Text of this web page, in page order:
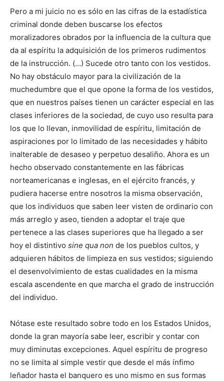
Pero a mi juicio no es sólo en las cifras de la estadística
criminal donde deben buscarse los efectos
moralizadores obrados por la influencia de la cultura que
da al espíritu la adquisición de los primeros rudimentos
de la instrucción. (…) Sucede otro tanto con los vestidos.
No hay obstáculo mayor para la civilización de la
muchedumbre que el que opone la forma de los vestidos,
que en nuestros países tienen un carácter especial en las
clases inferiores de la sociedad, de cuyo uso resulta para
los que lo llevan, inmovilidad de espíritu, limitación de
aspiraciones por lo limitado de las necesidades y hábito
inalterable de desaseo y perpetuo desaliño. Ahora es un
hecho observado constantemente en las fábricas
norteamericanas e inglesas, en el ejército francés, y
pudiera hacerse entre nosotros la misma observación,
que los individuos que saben leer visten de ordinario con
más arreglo y aseo, tienden a adoptar el traje que
pertenece a las clases superiores que ha llegado a ser
hoy el distintivo sine qua non de los pueblos cultos, y
adquieren hábitos de limpieza en sus vestidos; siguiendo
el desenvolvimiento de estas cualidades en la misma
escala ascendente en que marcha el grado de instrucción
del individuo.
Nótase este resultado sobre todo en los Estados Unidos,
donde la gran mayoría sabe leer, escribir y contar con
muy diminutas excepciones. Aquel espíritu de progreso
no se limita al simple vestir que desde el más ínfimo
leñador hasta el banquero es uno mismo en sus formas